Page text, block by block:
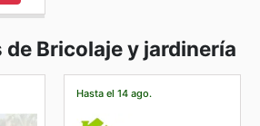
Bricolaje y jardinería
Hasta el 14 ago.